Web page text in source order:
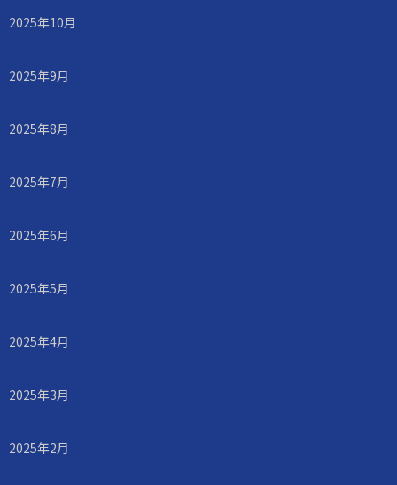
2025年10月
2025年9月
2025年8月
2025年7月
2025年6月
2025年5月
2025年4月
2025年3月
2025年2月